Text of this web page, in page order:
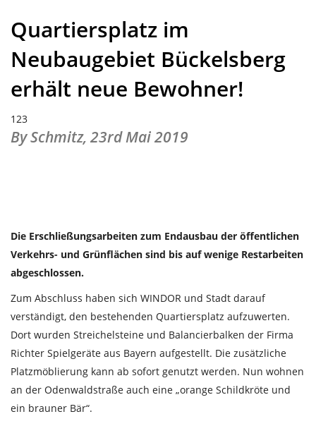
Quartiersplatz im
Neubaugebiet Bückelsberg
erhält neue Bewohner!
123
By Schmitz, 23rd Mai 2019
Die Erschließungsarbeiten zum Endausbau der öffentlichen
Verkehrs- und Grünflächen sind bis auf wenige Restarbeiten
abgeschlossen.
Zum Abschluss haben sich WINDOR und Stadt darauf
verständigt, den bestehenden Quartiersplatz aufzuwerten.
Dort wurden Streichelsteine und Balancierbalken der Firma
Richter Spielgeräte aus Bayern aufgestellt. Die zusätzliche
Platzmöblierung kann ab sofort genutzt werden. Nun wohnen
an der Odenwaldstraße auch eine „orange Schildkröte und
ein brauner Bär“.